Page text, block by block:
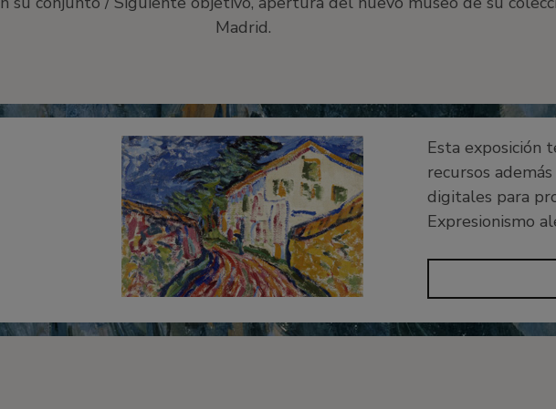
Madrid.
Esta exposición
recursos
digitales para
Expresionismo